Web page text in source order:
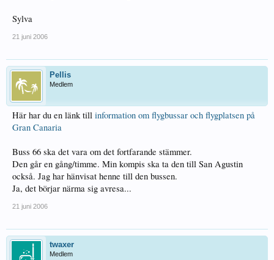
Sylva
21 juni 2006
Pellis
Medlem
Här har du en länk till information om flygbussar och flygplatsen på
Gran Canaria
Buss 66 ska det vara om det fortfarande stämmer.
Den går en gång/timme. Min kompis ska ta den till San Agustin
också. Jag har hänvisat henne till den bussen.
Ja, det börjar närma sig avresa...
21 juni 2006
twaxer
Medlem